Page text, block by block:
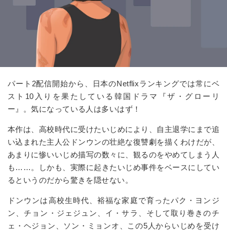
パート2配信開始から、日本のNetflixランキングでは常にベ
スト10入りを果たしている韓国ドラマ『ザ・グローリ
ー』。気になっている人は多いはず！
本作は、高校時代に受けたいじめにより、自主退学にまで追
い込まれた主人公ドンウンの壮絶な復讐劇を描くわけだが、
あまりに惨いいじめ描写の数々に、観るのをやめてしまう人
も……。しかも、実際に起きたいじめ事件をベースにしてい
るというのだから驚きを隠せない。
ドンウンは高校生時代、裕福な家庭で育ったパク・ヨンジ
ン、チョン・ジェジュン、イ・サラ、そして取り巻きのチ
ェ・ヘジョン、ソン・ミョンオ、この5人からいじめを受け